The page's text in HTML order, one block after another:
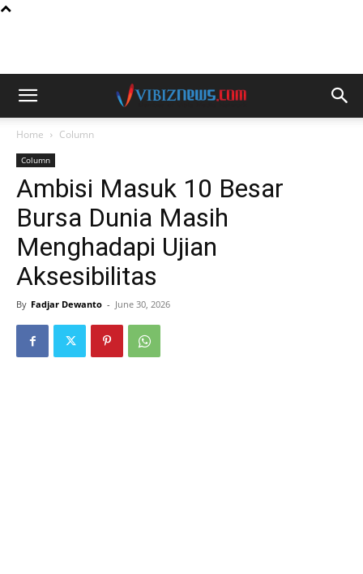
Home Column
Column
Ambisi Masuk 10 Besar
Bursa Dunia Masih
Menghadapi Ujian
Aksesibilitas
By Fadjar Dewanto - June 30, 2026